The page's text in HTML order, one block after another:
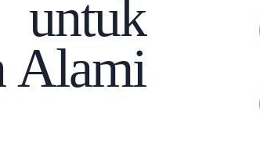
Alami